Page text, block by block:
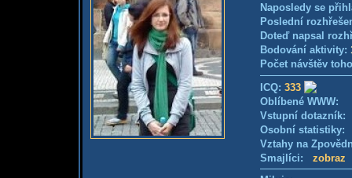
Naposledy se
Poslední
Doteď napsal
Bodování aktivity:
Počet návštěv
ICQ: 333
Oblíbené WWW:
Vstupní
Osobní
Vztahy na
Smajlíci: zobraz